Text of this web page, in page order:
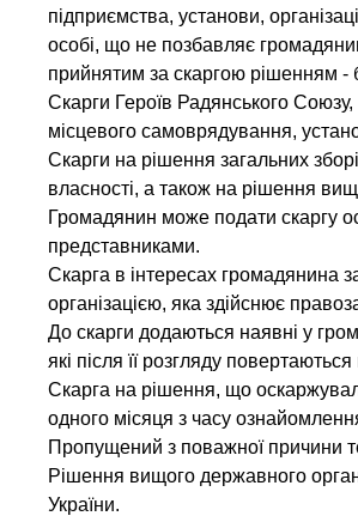
підприємства, установи,
особі, що не позбавляє
прийнятим за скаргою рішенням -
Скарги Героїв Радянського Союзу,
місцевого самоврядування,
Скарги на рішення загальних
власності, а також на рішення
Громадянин може подати скаргу
представниками.
Скарга в інтересах
організацією, яка здійснює
До скарги додаються наявні у
які після її розгляду
Скарга на рішення, що
одного місяця з часу
Пропущений з поважної причини
Рішення вищого державного
України.